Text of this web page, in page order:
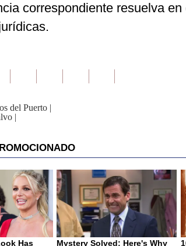
correspondiente resuelva
del Puerto |
|